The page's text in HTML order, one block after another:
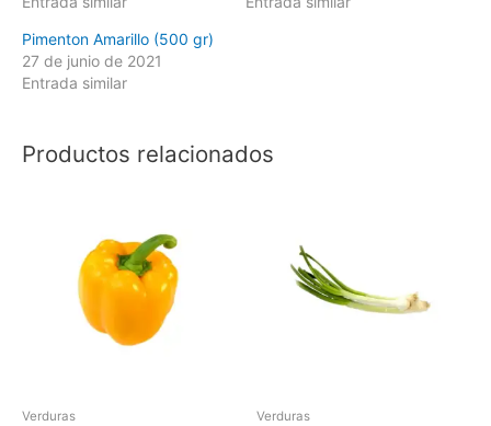
Pimenton Amarillo (500 gr)
27 de junio de 2021
Entrada similar
Productos relacionados
Verduras Verduras